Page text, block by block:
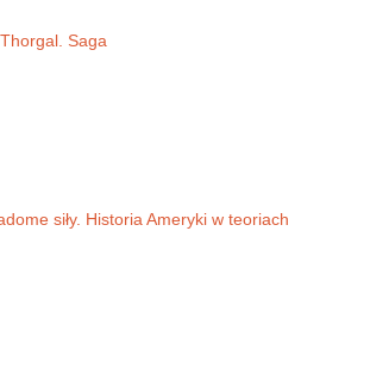
Saga
siły. Historia Ameryki w teoriach